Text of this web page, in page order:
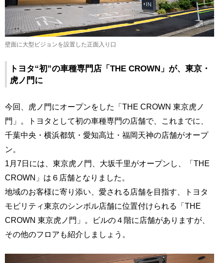
壁面に大型ビジョンを設置した正面入り口
トヨタ“初”の車種専門店「THE CROWN」が、東京・
虎ノ門に
今回、虎ノ門にオープンをした「THE CROWN 東京虎ノ
門」。トヨタとして初の車種専門の店舗で、これまでに、
千葉中央・横浜都筑・愛知高辻・福岡天神の店舗がオープ
ン。
1月7日には、東京虎ノ門、大坂千里がオープンし、「THE
CROWN」は６店舗となりました。
地域のお客様に寄り添い、愛される店舗を目指す、トヨタ
モビリティ東京のシンボル店舗に位置付けられる「THE
CROWN 東京虎ノ門」。ビルの４階に店舗がありますが、
その他のフロアも紹介しましょう。